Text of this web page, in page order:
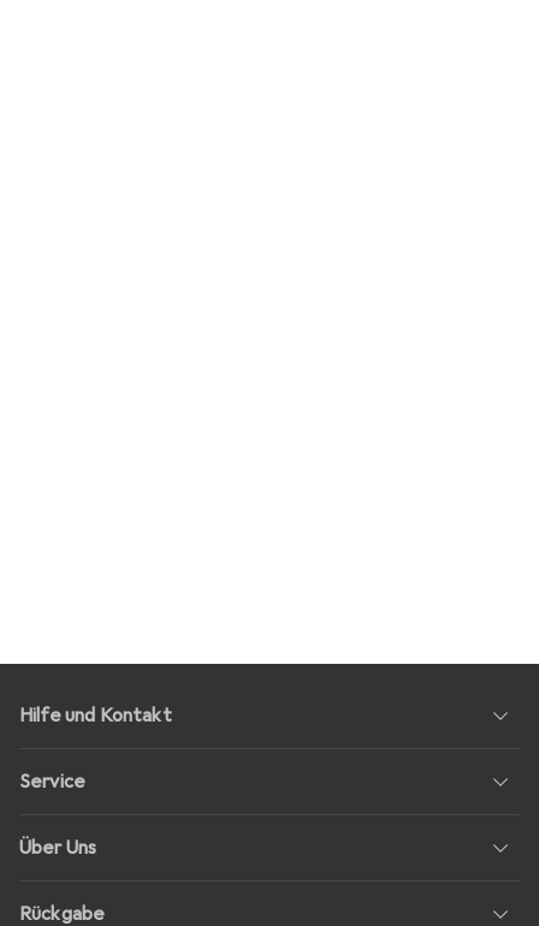
Hilfe und Kontakt
Service
Über Uns
Rückgabe